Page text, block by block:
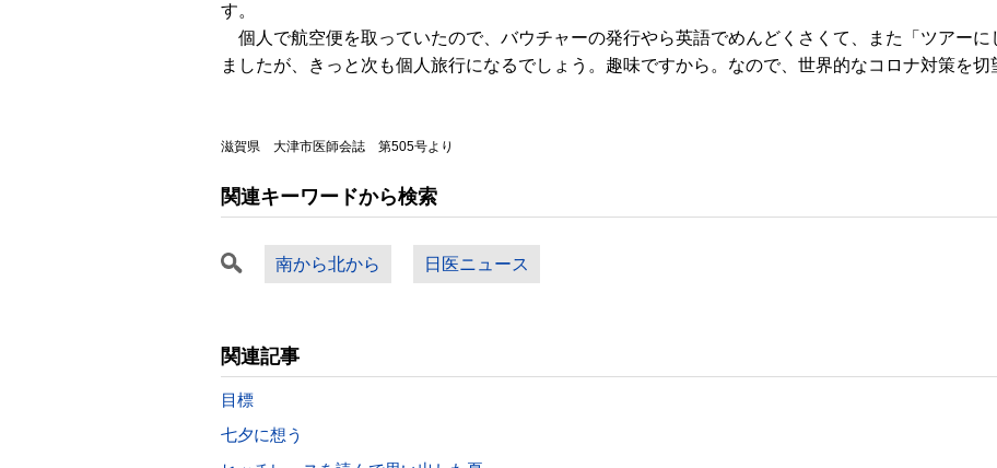
す。
個人で航空便を取っていたので、バウチャーの発行やら英語でめんどくさくて、また「ツアーに
ましたが、きっと次も個人旅行になるでしょう。趣味ですから。なので、世界的なコロナ対策を切
滋賀県 大津市医師会誌 第505号より
関連キーワードから検索
南から北から 日医ニュース
関連記事
目標
七夕に想う